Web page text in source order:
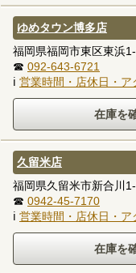
ゆめタウン博多店
福岡県福岡市東区東浜
☎ 092-643-6721
ℹ 営業時間・店休日・ア
久留米店
福岡県久留米市新合川
☎ 0942-45-7170
ℹ 営業時間・店休日・ア